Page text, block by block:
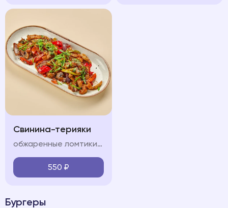
Свинина-терияки
обжаренные ломтики свинины, красный лук, болгарский перец, шампиньон, морковь, кабачок, соус терияки, лук перо, кинза
550 ₽
Бургеры